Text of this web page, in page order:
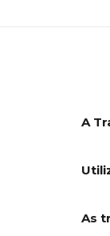
A
As